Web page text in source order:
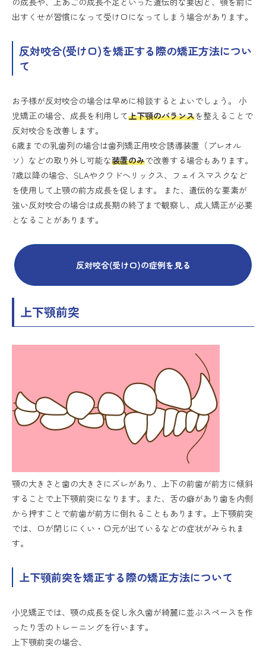
出すくせが習慣になって受け口になってしまう場合があります。
反対咬合(受け口)を矯正する際の矯正方法につい
て
お子様が反対咬合の場合は早めに相談するとよいでしょう。 小
児矯正の場合、成長を利用して上下顎のバランスを整えることで
反対咬合を改善します。
6歳までの乳歯列の場合は歯列矯正用咬合誘導装置（プレオル
ソ）などの取り外し可能な装置のみで改善する場合もあります。
7歳以降の場合、SLAやクワドヘリックス、フェイスマスクなど
を使用して上顎の前方成長を促します。 また、遺伝的な要素が
強い反対咬合の場合は成長期の終了まで観察し、成人矯正が必要
となることがあります。
反対咬合(受け口)の症例を見る
上下顎前突
顎の大きさと歯の大きさにズレがあり、上下の前歯が前方に傾斜
することで上下顎前突になります。また、舌の癖があり歯を内側
から押すことで前歯が前方に倒れることもあります。上下顎前突
では、口が閉じにくい・口元が出ているなどの症状がみられま
す。
上下顎前突を矯正する際の矯正方法について
小児矯正では、顎の成長を促し永久歯が綺麗に並ぶスペースを作
ったり舌のトレーニングを行います。
上下顎前突の場合、